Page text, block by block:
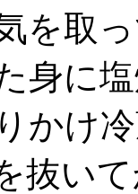
を取
身に
かけ
抜い